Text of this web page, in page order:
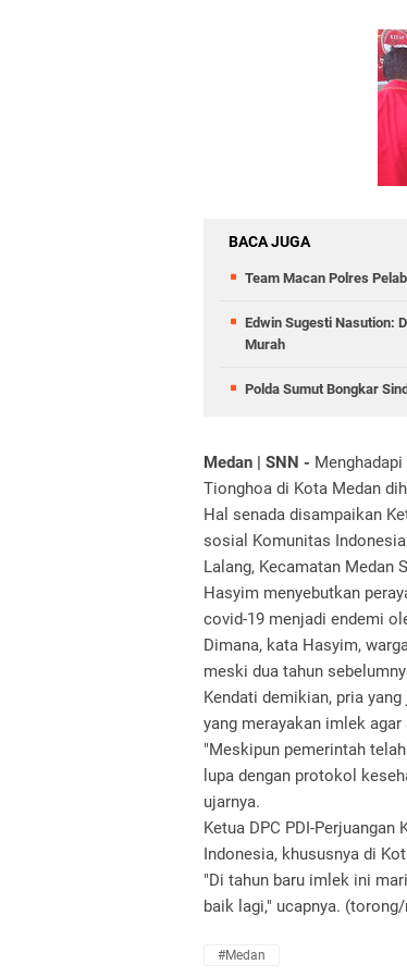
BACA JUGA
Team Macan Polres
Edwin Sugesti Nasution:
Murah
Polda Sumut Bongkar
Medan | SNN -
Tionghoa di Kota Medan
Hal senada disampaikan
sosial Komunitas
Lalang, Kecamatan Medan
Hasyim menyebutkan
covid-19 menjadi endemi
Dimana, kata Hasyim,
meski dua tahun
Kendati demikian, pria
yang merayakan imlek
"Meskipun pemerintah
lupa dengan protokol
ujarnya.
Ketua DPC PDI-
Indonesia, khususnya di
"Di tahun baru imlek ini
baik lagi," ucapnya.
#Medan